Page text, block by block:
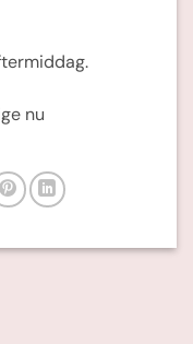
nu